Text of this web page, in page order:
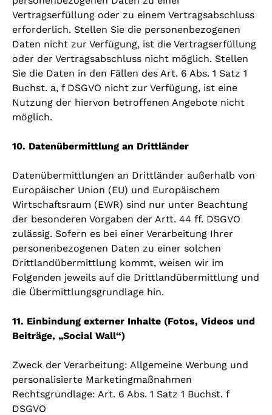
Vertragserfüllung oder zu einem Vertragsabschluss
erforderlich. Stellen Sie die personenbezogenen
Daten nicht zur Verfügung, ist die Vertragserfüllung
oder der Vertragsabschluss nicht möglich. Stellen
Sie die Daten in den Fällen des Art. 6 Abs. 1 Satz 1
Buchst. a, f DSGVO nicht zur Verfügung, ist eine
Nutzung der hiervon betroffenen Angebote nicht
möglich.
10. Datenübermittlung an Drittländer
Datenübermittlungen an Drittländer außerhalb von
Europäischer Union (EU) und Europäischem
Wirtschaftsraum (EWR) sind nur unter Beachtung
der besonderen Vorgaben der Artt. 44 ff. DSGVO
zulässig. Sofern es bei einer Verarbeitung Ihrer
personenbezogenen Daten zu einer solchen
Drittlandübermittlung kommt, weisen wir im
Folgenden jeweils auf die Drittlandübermittlung und
die Übermittlungsgrundlage hin.
11. Einbindung externer Inhalte (Fotos, Videos und
Beiträge, „Social Wall“)
Zweck der Verarbeitung: Allgemeine Werbung und
personalisierte Marketingmaßnahmen
Rechtsgrundlage: Art. 6 Abs. 1 Satz 1 Buchst. f
DSGVO